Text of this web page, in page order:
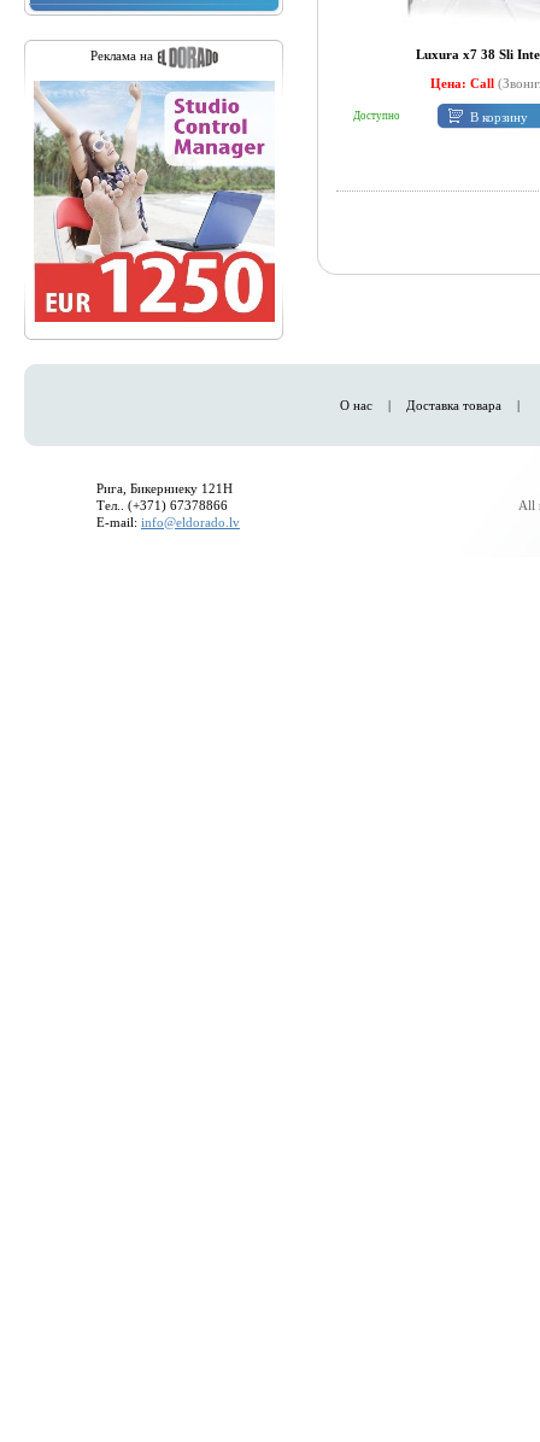
Реклама на
Luxura x7 38 Sli
Цена: Call
Доступно В корзину
О нас | Доставка товара |
Рига, Бикерниеку 121H
Тел.. (+371) 67378866
E-mail: info@eldorado.lv
All